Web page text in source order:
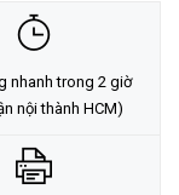
đảm bảo an
H:
nhanh trong 2 giờ
nội thành HCM)